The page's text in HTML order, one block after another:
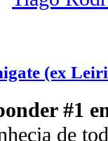
(ex
#1
de